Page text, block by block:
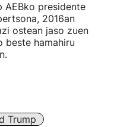
AEBko presidente
2016an
ostean jaso zuen
beste hamahiru
Trump